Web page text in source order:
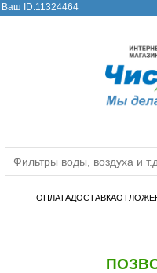
Ваш ID:11324464
ОПЛАТАДОСТАВКА